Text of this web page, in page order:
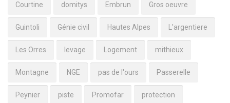
Courtine domitys Embrun Gros oeuvre
Guintoli Génie civil Hautes Alpes L'argentiere
Les Orres levage Logement mithieux
Montagne NGE pas de l'ours Passerelle
Peynier piste Promofar protection